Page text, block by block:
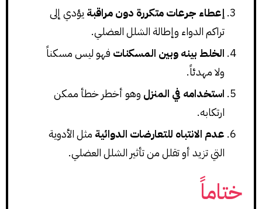
إعطاء جرعات متكررة دون مراقبة يؤدي إلى
تراكم الدواء وإطالة الشلل العضلي.
الخلط بينه وبين المسكنات فهو ليس مسكناً
ولا مهدئاً.
استخدامه في المنزل وهو أخطر خطأ ممكن
ارتكابه.
عدم الانتباه للتعارضات الدوائية مثل الأدوية
التي تزيد أو تقلل من تأثير الشلل العضلي.
ختاماً